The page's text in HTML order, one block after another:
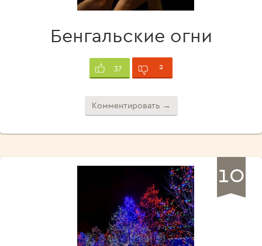
Бенгальские огни
37 2
Комментировать →
10